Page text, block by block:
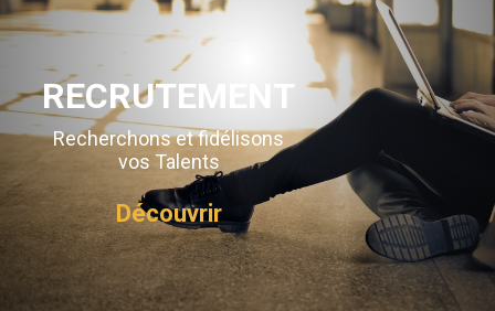
RECRUTEMENT
Recherchons et fidélisons
vos Talents
Découvrir